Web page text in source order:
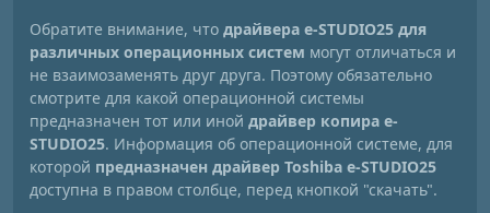
Обратите внимание, что драйвера e-STUDIO25 для
различных операционных систем могут отличаться и
не взаимозаменять друг друга. Поэтому обязательно
смотрите для какой операционной системы
предназначен тот или иной драйвер копира e-
STUDIO25. Информация об операционной системе, для
которой предназначен драйвер Toshiba e-STUDIO25
доступна в правом столбце, перед кнопкой "скачать".